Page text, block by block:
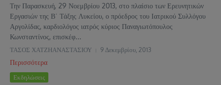
Την Παρασκευή, 29 Νοεμβρίου 2013, στο πλαίσιο των Ερευνητικών
Εργασιών της Β΄ Τάξης Λυκείου, ο πρόεδρος του Ιατρικού Συλλόγου
Αργολίδας, καρδιολόγος ιατρός κύριος Παναγιωτόπουλος
Κωνσταντίνος, επισκέφ...
ΤΑΣΟΣ ΧΑΤΖΗΑΝΑΣΤΑΣΙΟΥ 9 Δεκεμβρίου, 2013
Περισσότερα
Εκδηλώσεις